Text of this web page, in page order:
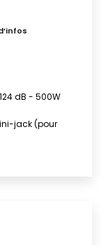
dB - 500W
jack (pour